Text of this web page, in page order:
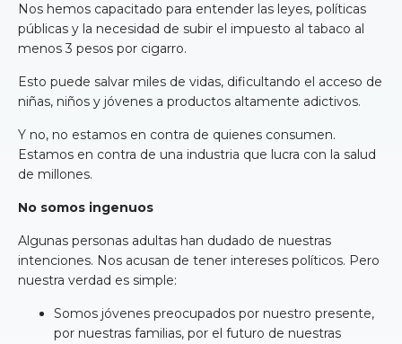
Nos hemos capacitado para entender las leyes, políticas
públicas y la necesidad de subir el impuesto al tabaco al
menos 3 pesos por cigarro.
Esto puede salvar miles de vidas, dificultando el acceso de
niñas, niños y jóvenes a productos altamente adictivos.
Y no, no estamos en contra de quienes consumen.
Estamos en contra de una industria que lucra con la salud
de millones.
No somos ingenuos
Algunas personas adultas han dudado de nuestras
intenciones. Nos acusan de tener intereses políticos. Pero
nuestra verdad es simple:
Somos jóvenes preocupados por nuestro presente,
por nuestras familias, por el futuro de nuestras